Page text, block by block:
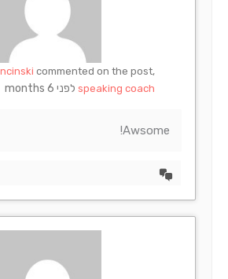
commented on the post,
speaking coach לפני 6 months
Awsome!